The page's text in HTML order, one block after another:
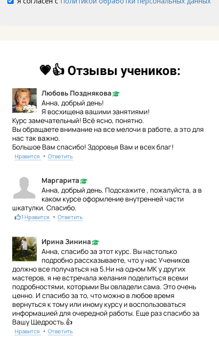
💗👍 Отзывы учеников:
Любовь Позднякова
Анна, добрый день!
Я восхищена вашими занятиями!
Курс замечательный! Всё ясно, понятно.
Вы обращаете внимание на все мелочи в работе, а это для
нас так важно.
Большое Вам спасибо! Здоровья Вам и всех благ!
Нравится • Ответить
Маргарита
Анна, добрый день. Подскажите , пожалуйста, а в
каком курсе оформление внутренней части
шкатулки. Спасибо.
1 Нравится • Ответить
Ирина Зинина
Анна, спасибо за этот курс. Вы настолько
подробно рассказываете, что у нас Учеников
должно все получаться на 5.Ни на одном МК у других
мастеров, я не встречала желания поделиться всеми
подробностями, которыми Вы овладели сама. Это очень
ценно. И спасибо за то, что можно в любое время
вернуться к тому или иному курсу и воспользоваться
информацией для очередной работы. Еще раз спасибо за
Вашу Щедрость.👍
Нравится • Ответить